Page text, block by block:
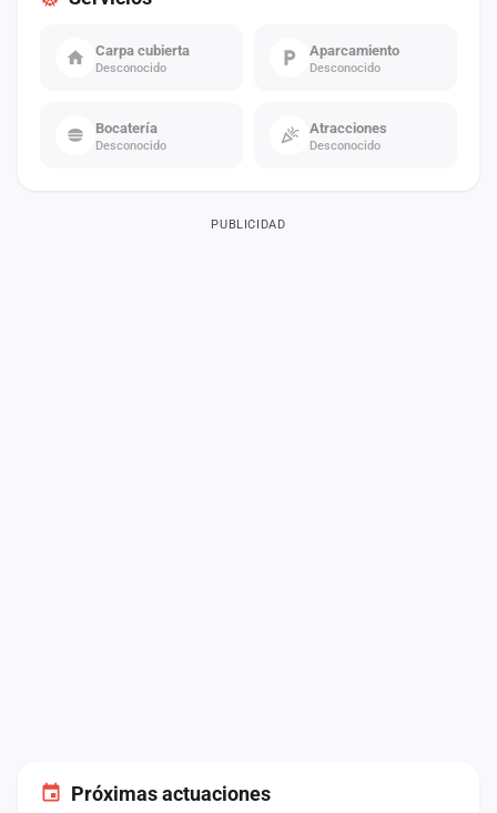
Próximas actuaciones
Carpa cubierta
Desconocido
Aparcamiento
Desconocido
Bocatería
Desconocido
Atracciones
Desconocido
PUBLICIDAD